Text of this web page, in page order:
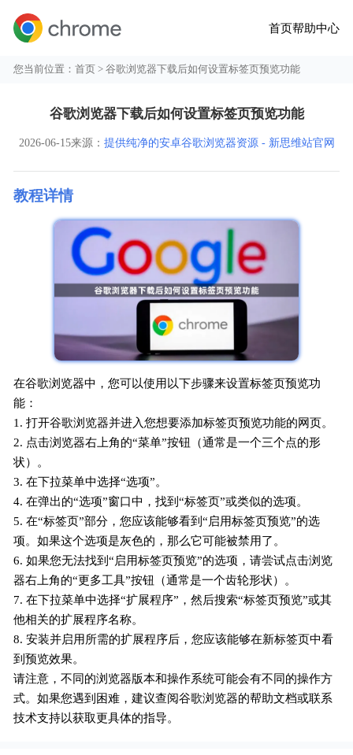
首页帮助中心
您当前位置：首页 > 谷歌浏览器下载后如何设置标签页预览功能
谷歌浏览器下载后如何设置标签页预览功能
2026-06-15来源： 提供纯净的安卓谷歌浏览器资源 - 新思维站官网
教程详情
在谷歌浏览器中，您可以使用以下步骤来设置标签页预览功
能：
1. 打开谷歌浏览器并进入您想要添加标签页预览功能的网页。
2. 点击浏览器右上角的“菜单”按钮（通常是一个三个点的形
状）。
3. 在下拉菜单中选择“选项”。
4. 在弹出的“选项”窗口中，找到“标签页”或类似的选项。
5. 在“标签页”部分，您应该能够看到“启用标签页预览”的选
项。如果这个选项是灰色的，那么它可能被禁用了。
6. 如果您无法找到“启用标签页预览”的选项，请尝试点击浏览
器右上角的“更多工具”按钮（通常是一个齿轮形状）。
7. 在下拉菜单中选择“扩展程序”，然后搜索“标签页预览”或其
他相关的扩展程序名称。
8. 安装并启用所需的扩展程序后，您应该能够在新标签页中看
到预览效果。
请注意，不同的浏览器版本和操作系统可能会有不同的操作方
式。如果您遇到困难，建议查阅谷歌浏览器的帮助文档或联系
技术支持以获取更具体的指导。